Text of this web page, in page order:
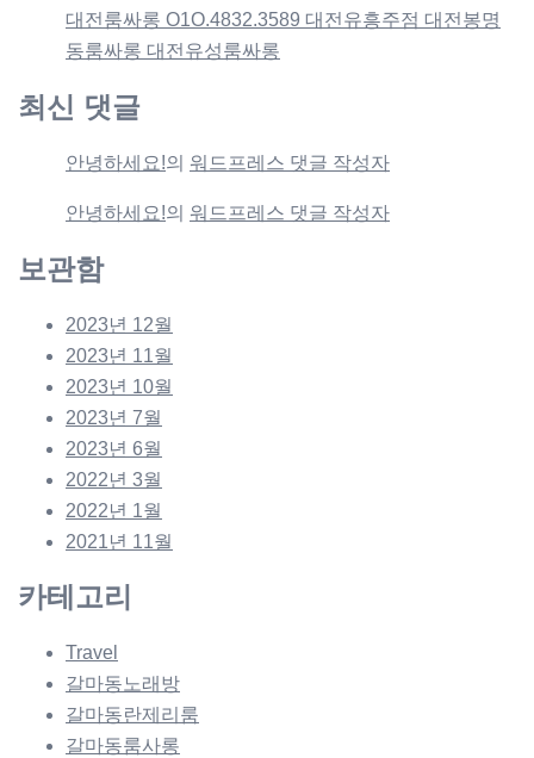
대전룸싸롱 O1O.4832.3589 대전유흥주점 대전봉명
동룸싸롱 대전유성룸싸롱
최신 댓글
안녕하세요!의 워드프레스 댓글 작성자
안녕하세요!의 워드프레스 댓글 작성자
보관함
2023년 12월
2023년 11월
2023년 10월
2023년 7월
2023년 6월
2022년 3월
2022년 1월
2021년 11월
카테고리
Travel
갈마동노래방
갈마동란제리룸
갈마동룸사롱